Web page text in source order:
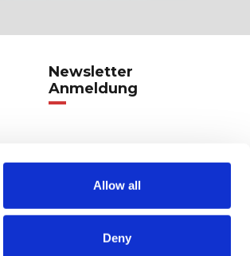
Allow all
Deny
Newsletter
Anmeldung